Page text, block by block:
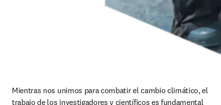
Mientras nos unimos para combatir el cambio climático, el
trabajo de los investigadores y científicos es fundamental